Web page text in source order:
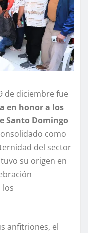
de diciembre fue
en honor a los
Santo Domingo
como
del sector
su origen en
los
anfitriones, el